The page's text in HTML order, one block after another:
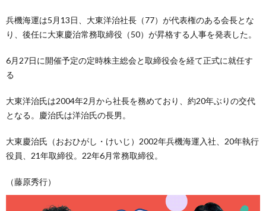
兵機海運は5月13日、大東洋治社長（77）が代表権のある会長とな
り、後任に大東慶治常務取締役（50）が昇格する人事を発表した。
6月27日に開催予定の定時株主総会と取締役会を経て正式に就任す
る
大東洋治氏は2004年2月から社長を務めており、約20年ぶりの交代
となる。慶治氏は洋治氏の長男。
大東慶治氏（おおひがし・けいじ）2002年兵機海運入社、20年執行
役員、21年取締役。22年6月常務取締役。
（藤原秀行）